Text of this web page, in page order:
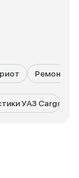
Ремонт
УАЗ Cargo